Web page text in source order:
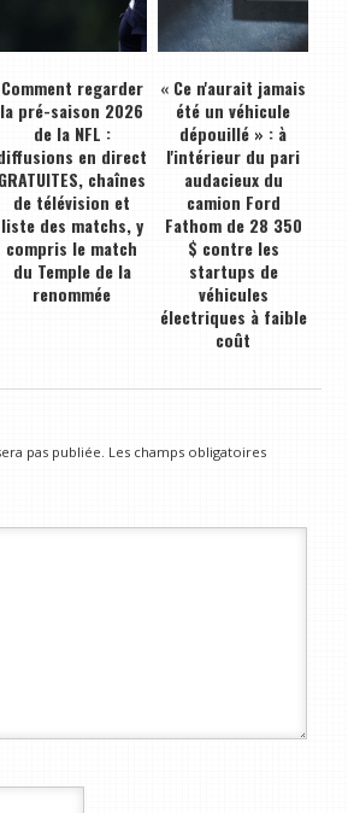
Comment regarder
la pré-saison 2026
de la NFL :
en direct
GRATUITES, chaînes
de télévision et
liste des matchs, y
compris le match
du Temple de la
renommée
« Ce n'aurait jamais
été un véhicule
dépouillé » : à
l'intérieur du pari
audacieux du
camion Ford
Fathom de 28 350
$ contre les
startups de
véhicules
électriques à faible
coût
pas publiée. Les champs obligatoires